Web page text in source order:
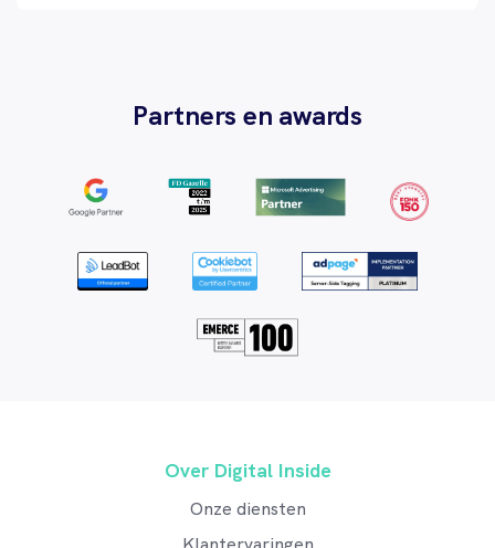
Partners en awards
Over Digital Inside
Onze diensten